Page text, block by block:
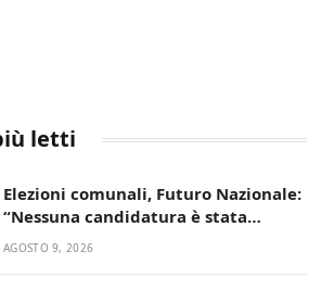
letti
Elezioni comunali, Futuro Nazionale:
“Nessuna candidatura è stata
ancora decisa”
AGOSTO 9, 2026